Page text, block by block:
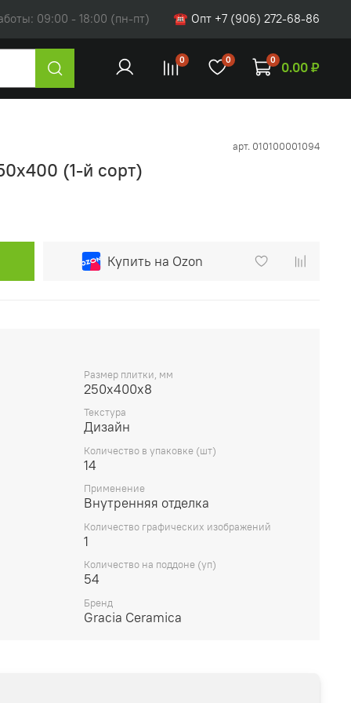
09:00 - 18:00 (пн-пт) ☎ Опт +7 (906) 272-68-86
0 0 0 0.00 ₽
арт. 010100001094
(1-й сорт)
Купить на Ozon
Размер плитки, мм
250х400х8
Текстура
Дизайн
Количество в упаковке (шт)
14
Применение
Внутренняя отделка
Количество графических изображений
1
Количество на поддоне (уп)
54
Бренд
Gracia Ceramica